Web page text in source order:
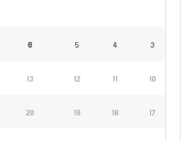
3
4
5
6
10
11
12
13
17
18
19
20